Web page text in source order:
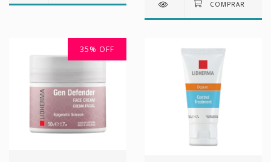
35% OFF